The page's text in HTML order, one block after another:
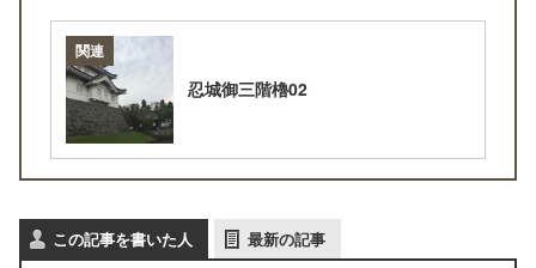
関連
忍城御三階櫓02
この記事を書いた人 最新の記事